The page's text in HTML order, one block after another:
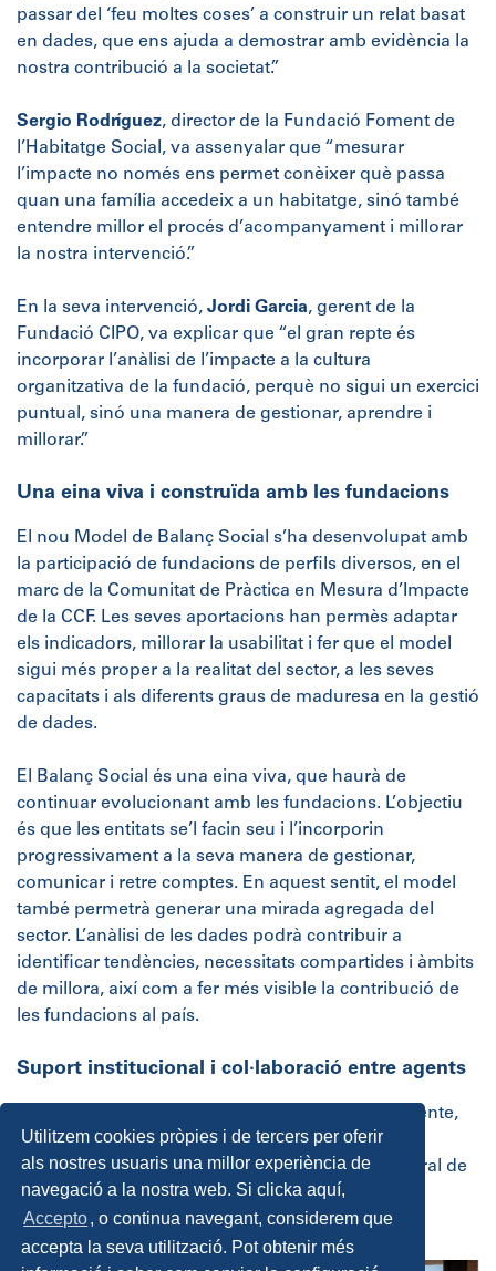
Utilitzem cookies pròpies i de tercers per oferir
als nostres usuaris una millor experiència de
navegació a la nostra web. Si clicka aquí,
Accepto, o continua navegant, considerem que
accepta la seva utilització. Pot obtenir més
passar del ‘feu moltes coses’ a construir un relat basat
en dades, que ens ajuda a demostrar amb evidència la
nostra contribució a la societat.”
Sergio Rodríguez, director de la Fundació Foment de
l’Habitatge Social, va assenyalar que “mesurar
l’impacte no només ens permet conèixer què passa
quan una família accedeix a un habitatge, sinó també
entendre millor el procés d’acompanyament i millorar
la nostra intervenció.”
En la seva intervenció, Jordi Garcia, gerent de la
Fundació CIPO, va explicar que “el gran repte és
incorporar l’anàlisi de l’impacte a la cultura
organitzativa de la fundació, perquè no sigui un exercici
puntual, sinó una manera de gestionar, aprendre i
millorar.”
Una eina viva i construïda amb les fundacions
El nou Model de Balanç Social s’ha desenvolupat amb
la participació de fundacions de perfils diversos, en el
marc de la Comunitat de Pràctica en Mesura d’Impacte
de la CCF. Les seves aportacions han permès adaptar
els indicadors, millorar la usabilitat i fer que el model
sigui més proper a la realitat del sector, a les seves
capacitats i als diferents graus de maduresa en la gestió
de dades.
El Balanç Social és una eina viva, que haurà de
continuar evolucionant amb les fundacions. L’objectiu
és que les entitats se’l facin seu i l’incorporin
progressivament a la seva manera de gestionar,
comunicar i retre comptes. En aquest sentit, el model
també permetrà generar una mirada agregada del
sector. L’anàlisi de les dades podrà contribuir a
identificar tendències, necessitats compartides i àmbits
de millora, així com a fer més visible la contribució de
les fundacions al país.
Suport institucional i col·laboració entre agents
La cloenda de l’acte va anar a càrrec de Clara Vicente,
responsable de projectes de la Fundació Caixa
Enginyers, i d’Immaculada Barral, directora general de
Dret, Entitats Jurídiques i Gestió Adequada de
Conflictes.